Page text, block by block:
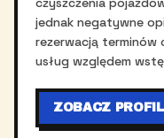
jednak negatywne
rezerwacją terminów
usług względem
ZOBACZ PROFIL